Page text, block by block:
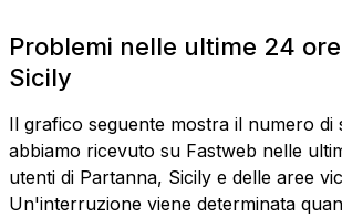
Problemi nelle ultime 24
Sicily
Il grafico seguente mostra il numero di
abbiamo ricevuto su Fastweb nelle
utenti di Partanna, Sicily e delle aree
Un'interruzione viene determinata